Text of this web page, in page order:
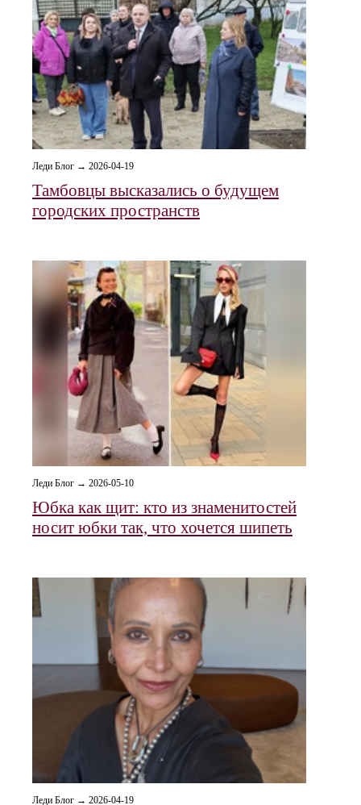
Леди Блог → 2026-04-19
Тамбовцы высказались о будущем
городских пространств
Леди Блог → 2026-05-10
Юбка как щит: кто из знаменитостей
носит юбки так, что хочется шипеть
Леди Блог → 2026-04-19